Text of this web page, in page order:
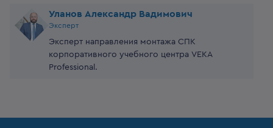
Уланов Александр Вадимович
Эксперт
Эксперт направления монтажа СПК
корпоративного учебного центра VEKA
Professional.